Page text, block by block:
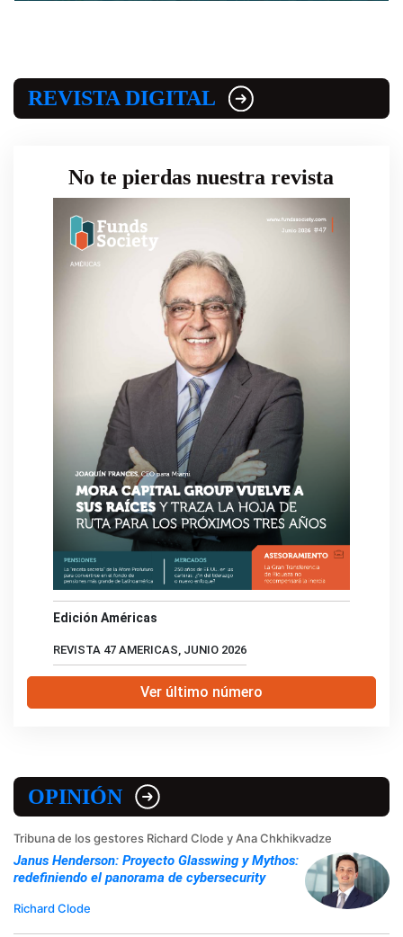
REVISTA DIGITAL
No te pierdas nuestra revista
Edición Américas
REVISTA 47 AMERICAS, JUNIO 2026
Ver último número
OPINIÓN
Tribuna de los gestores Richard Clode y Ana Chkhikvadze
Janus Henderson: Proyecto Glasswing y Mythos:
redefiniendo el panorama de cybersecurity
Richard Clode